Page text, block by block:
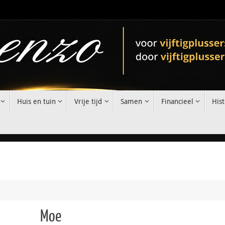
Huis en tuin Vrije tijd Samen Financieel
Moe